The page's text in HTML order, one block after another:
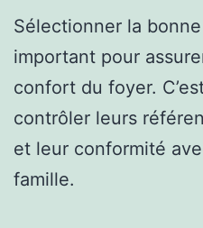
Sélectionner la
important pour
confort du foyer.
contrôler leurs
et leur conformité
famille.